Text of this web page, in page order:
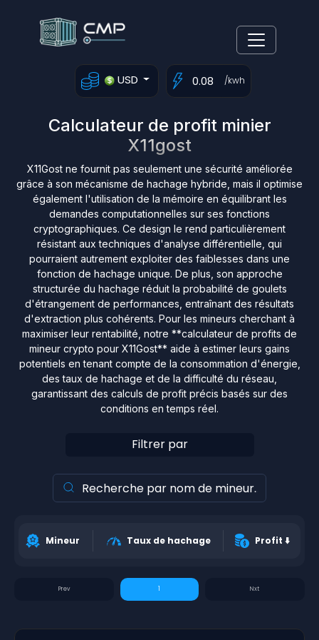
USD /kwh
Calculateur de profit minier
X11gost
X11Gost ne fournit pas seulement une sécurité améliorée
grâce à son mécanisme de hachage hybride, mais il optimise
également l'utilisation de la mémoire en équilibrant les
demandes computationnelles sur ses fonctions
cryptographiques. Ce design le rend particulièrement
résistant aux techniques d'analyse différentielle, qui
pourraient autrement exploiter des faiblesses dans une
fonction de hachage unique. De plus, son approche
structurée du hachage réduit la probabilité de goulets
d'étrangement de performances, entraînant des résultats
d'extraction plus cohérents. Pour les mineurs cherchant à
maximiser leur rentabilité, notre **calculateur de profits de
mineur crypto pour X11Gost** aide à estimer leurs gains
potentiels en tenant compte de la consommation d'énergie,
des taux de hachage et de la difficulté du réseau,
garantissant des calculs de profit précis basés sur des
conditions en temps réel.
Filtrer par
Mineur Taux de hachage Profit ⬇️
1